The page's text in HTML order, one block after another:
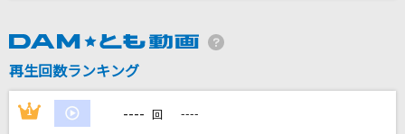
モーニング娘。
拝啓、少年よ
Hump Back
再生回数ランキング
1 ---- 回 ----